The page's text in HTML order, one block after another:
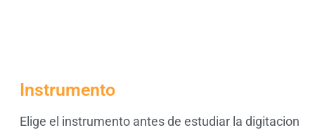
Instrumento
Elige el instrumento antes de estudiar la digitacion